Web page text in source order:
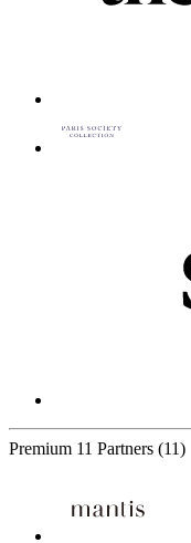
Premium 11 Partners (11)